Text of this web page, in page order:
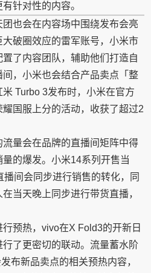
针对性的内容。
也会在内容场中围绕发布会亮
破圈效应的雷军账号，小米市
了内容团队，辅助他们打造自
，小米也会结合产品卖点「整
Turbo 3发布时，小米在官方
国服上分的活动，收获了超过2
量会在品牌的直播间矩阵中得
的爆发。小米14系列开售当
播间会同步进行销售的转化，同
当天晚上同步进行带货直播，
预热，vivo在X Fold3的开新日
了更密切的联动。流量蓄水阶
布新品卖点的相关预热内容，